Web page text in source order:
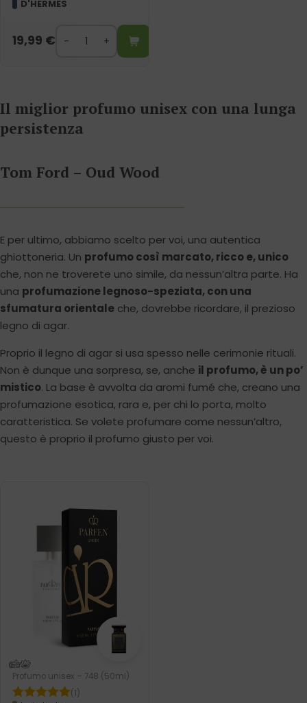
D'HERMES
19,99 €
Il miglior profumo unisex con una lunga
persistenza
Tom Ford – Oud Wood
E per ultimo, abbiamo scelto per voi, una autentica
ghiottoneria. Un profumo così marcato, ricco e, unico
che, non ne troverete uno simile, da nessun’altra parte. Ha
una profumazione legnoso-speziata, con una
sfumatura orientale che, dovrebbe ricordare, il prezioso
legno di agar.
Proprio il legno di agar si usa spesso nelle cerimonie rituali.
Non è dunque una sorpresa, se, anche il profumo, è un po’
mistico. La base è avvolta da aromi fumé che, creano una
profumazione esotica, rara e, per chi lo porta, molto
caratteristica. Se volete profumare come nessun’altro,
questo è proprio il profumo giusto per voi.
Profumo unisex – 748 (50ml)
(1)